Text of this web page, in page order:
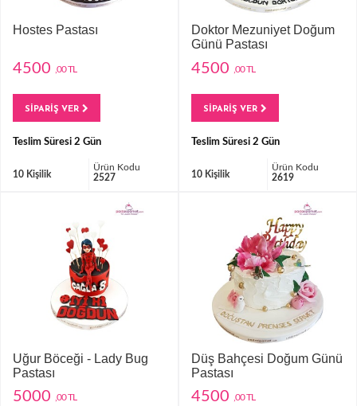
Hostes Pastası
4500 ,00 TL
SİPARİŞ VER
Teslim Süresi 2 Gün
10 Kişilik
Ürün Kodu
2527
Doktor Mezuniyet Doğum
Günü Pastası
4500 ,00 TL
SİPARİŞ VER
Teslim Süresi 2 Gün
10 Kişilik
Ürün Kodu
2619
Uğur Böceği - Lady Bug
Pastası
5000 ,00 TL
Düş Bahçesi Doğum Günü
Pastası
4500 ,00 TL